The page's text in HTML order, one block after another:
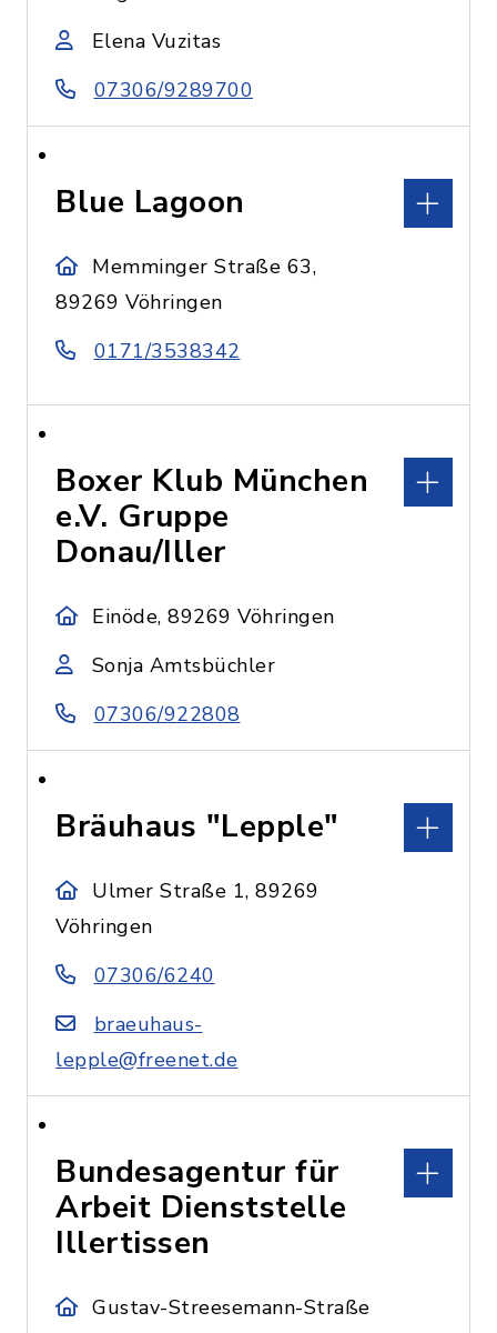
Elena Vuzitas
07306/9289700
Blue Lagoon
Memminger Straße 63,
89269 Vöhringen
0171/3538342
Boxer Klub München
e.V. Gruppe
Donau/Iller
Einöde, 89269 Vöhringen
Sonja Amtsbüchler
07306/922808
Bräuhaus "Lepple"
Ulmer Straße 1, 89269
Vöhringen
07306/6240
braeuhaus-
lepple@freenet.de
Bundesagentur für
Arbeit Dienststelle
Illertissen
Gustav-Streesemann-Straße